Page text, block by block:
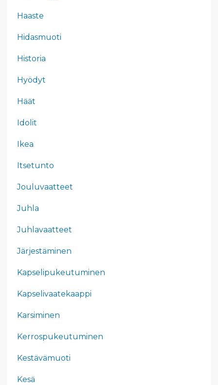
Haaste
Hidasmuoti
Historia
Hyödyt
Häät
Idolit
Ikea
Itsetunto
Jouluvaatteet
Juhla
Juhlavaatteet
Järjestäminen
Kapselipukeutuminen
Kapselivaatekaappi
Karsiminen
Kerrospukeutuminen
Kestävämuoti
Kesä